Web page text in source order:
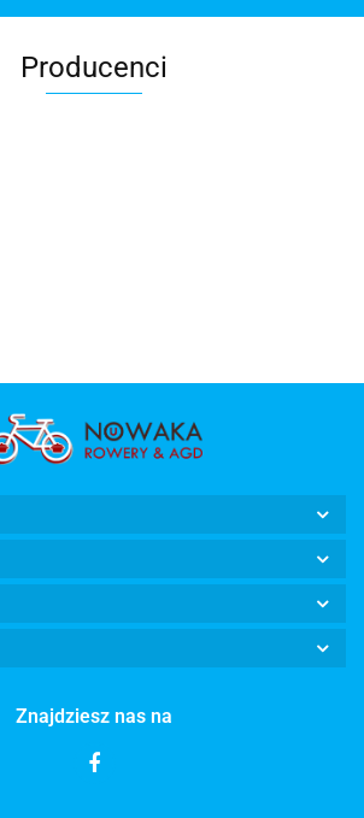
Producenci
KIMET
Znajdziesz nas na